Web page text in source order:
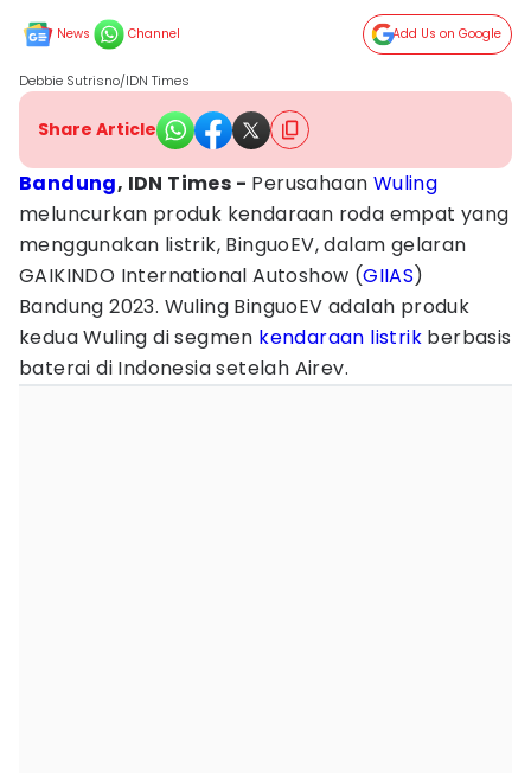
News Channel Add Us on Google
Debbie Sutrisno/IDN Times
Share Article
Bandung, IDN Times - Perusahaan Wuling
meluncurkan produk kendaraan roda empat yang
menggunakan listrik, BinguoEV, dalam gelaran
GAIKINDO International Autoshow (GIIAS)
Bandung 2023. Wuling BinguoEV adalah produk
kedua Wuling di segmen kendaraan listrik berbasis
baterai di Indonesia setelah Airev.